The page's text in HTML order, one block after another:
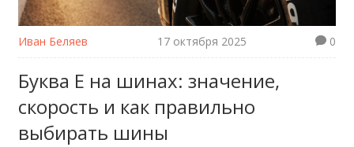
Иван Беляев 17 октября 2025 0
Буква Е на шинах: значение,
скорость и как правильно
выбирать шины